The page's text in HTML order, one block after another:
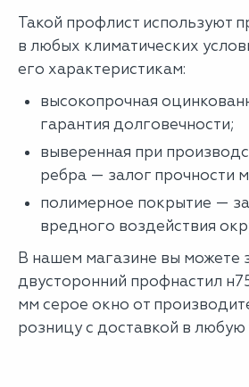
Такой профлист используют
в любых климатических
его характеристикам:
высокопрочная
гарантия долговечности;
выверенная при
ребра — залог прочности
полимерное покрытие —
вредного воздействия
В нашем магазине вы можете
двусторонний профнастил
мм серое окно от
розницу с доставкой в любую